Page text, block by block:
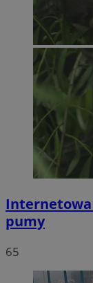
Internetowa
pumy
65